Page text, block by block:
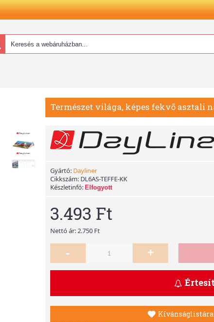
Természet világa, képes fekvő asztali
Gyártó: Dayliner
Cikkszám: DL6AS-TEFFE-KK
Készletinfó: Elfogyott
3.493 Ft
Nettó ár: 2.750 Ft
- +
Kívánságlistára